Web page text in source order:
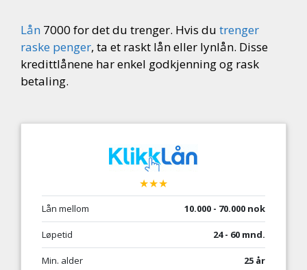
Lån 7000 for det du trenger. Hvis du trenger
raske penger, ta et raskt lån eller lynlån. Disse
kredittlånene har enkel godkjenning og rask
betaling.
★★★
Lån mellom 10.000 - 70.000 nok
Løpetid 24 - 60 mnd.
Min. alder 25 år